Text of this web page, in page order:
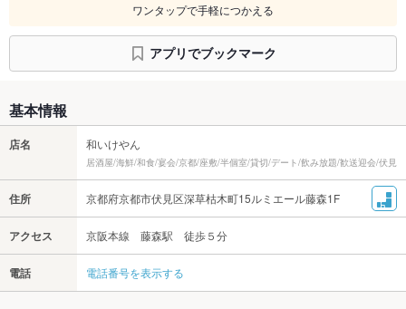
ワンタップで手軽につかえる
アプリでブックマーク
基本情報
店名 和いけやん
居酒屋/海鮮/和食/宴会/京都/座敷/半個室/貸切/デート/飲み放題/歓送迎会/伏見
住所 京都府京都市伏見区深草枯木町15ルミエール藤森1F
アクセス 京阪本線 藤森駅 徒歩５分
電話 電話番号を表示する